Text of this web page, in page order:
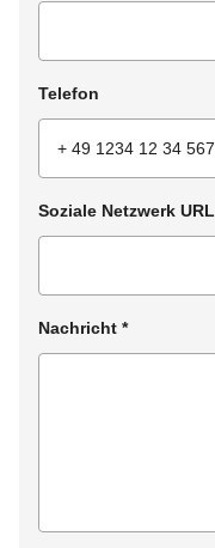
Telefon
Soziale Netzwerk URL
Nachricht *